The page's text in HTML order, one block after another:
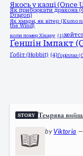
Якось у казці (Once
Як приборкати дракона
Dragon)
Як хмари, як вітер (Kumo
the Wind)
коли помер Хікару (1)
Ґеншін Імпакт
Ґобіт (Hobbit) (4)Ґоріллаз
STORY Темрява
byViktoria —